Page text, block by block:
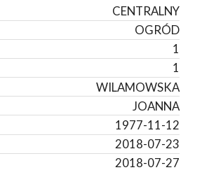
CENTRALNY
OGRÓD
1
1
WILAMOWSKA
JOANNA
1977-11-12
2018-07-23
2018-07-27